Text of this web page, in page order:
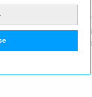
Motorola
opvallende
en eerste